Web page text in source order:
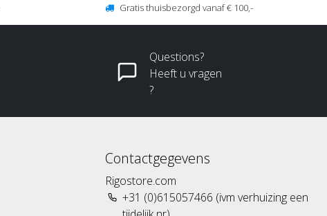
Gratis thuisbezorgd vanaf € 100,-
Questions?
Heeft u vragen
?
Contactgegevens
Rigostore.com
+31 (0)615057466 (ivm verhuizing een